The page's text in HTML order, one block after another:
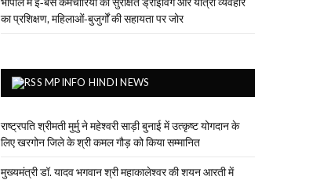
का प्रशिक्षण, महिलाओं-बुजुर्गों की सहायता पर जोर
MPINFO HINDI NEWS
राष्ट्रपति श्रीमती मुर्मु ने महेश्वरी साड़ी बुनाई में उत्कृष्ट योगदान के
लिए खरगोन जिले के श्री कमल गौड़ को किया सम्मानित
मुख्यमंत्री डॉ. यादव भगवान श्री महाकालेश्‍वर की शयन आरती में